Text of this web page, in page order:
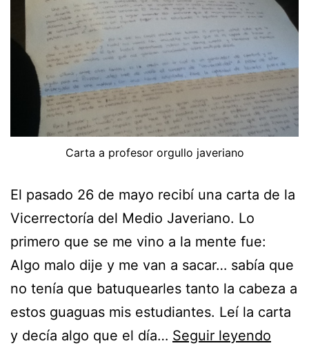
Carta a profesor orgullo javeriano
El pasado 26 de mayo recibí una carta de la
Vicerrectoría del Medio Javeriano. Lo
primero que se me vino a la mente fue:
Algo malo dije y me van a sacar… sabía que
no tenía que batuquearles tanto la cabeza a
estos guaguas mis estudiantes. Leí la carta
y decía algo que el día… Seguir leyendo